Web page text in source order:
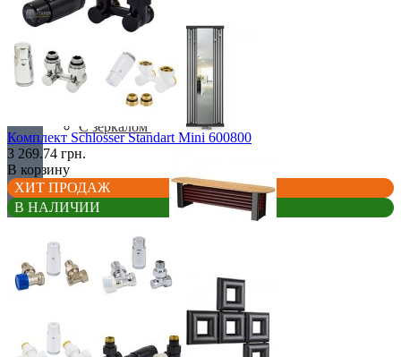
С зеркалом
Теплая скамья
Комплект Schlosser Standart Mini 600800
3 269.74 грн.
В корзину
ХИТ ПРОДАЖ
В НАЛИЧИИ